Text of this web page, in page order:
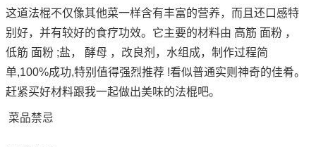
这道法棍不仅像其他菜一样含有丰富的营养，而且还口感特
别好，并有较好的食疗功效。它主要的材料由 高筋 面粉 ，
低筋 面粉 ;盐， 酵母 ，改良剂，水组成，制作过程简
单,100%成功,特别值得强烈推荐 !看似普通实则神奇的佳肴。
赶紧买好材料跟我一起做出美味的法棍吧。
菜品禁忌